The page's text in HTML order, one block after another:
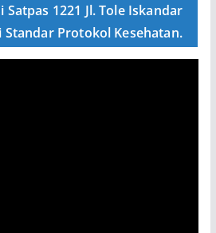
Satpas 1221 Jl. Tole Iskandar
Standar Protokol Kesehatan.